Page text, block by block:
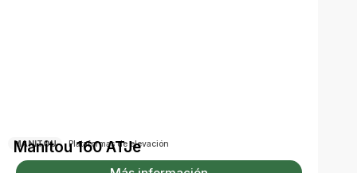
MANITOU Plataformas de elevación
Manitou 160 ATJe